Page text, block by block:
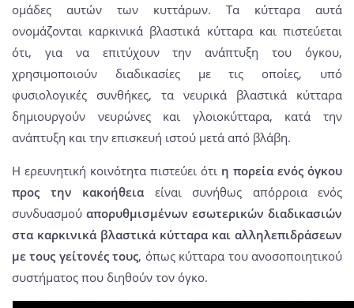
ομάδες αυτών των κυττάρων. Τα κύτταρα αυτά
ονομάζονται καρκινικά βλαστικά κύτταρα και πιστεύεται
ότι, για να επιτύχουν την ανάπτυξη του όγκου,
χρησιμοποιούν διαδικασίες με τις οποίες, υπό
φυσιολογικές συνθήκες, τα νευρικά βλαστικά κύτταρα
δημιουργούν νευρώνες και γλοιοκύτταρα, κατά την
ανάπτυξη και την επισκευή ιστού μετά από βλάβη.
Η ερευνητική κοινότητα πιστεύει ότι η πορεία ενός όγκου
προς την κακοήθεια είναι συνήθως απόρροια ενός
συνδυασμού απορυθμισμένων εσωτερικών διαδικασιών
στα καρκινικά βλαστικά κύτταρα και αλληλεπιδράσεων
με τους γείτονές τους, όπως κύτταρα του ανοσοποιητικού
συστήματος που διηθούν τον όγκο.